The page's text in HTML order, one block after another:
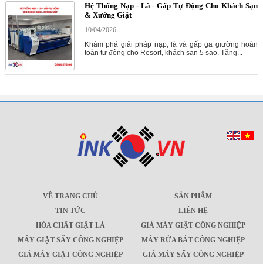
Hệ Thống Nạp - Là - Gấp Tự Động Cho Khách Sạn
& Xưởng Giặt
10/04/2026
Khám phá giải pháp nạp, là và gấp ga giường hoàn
toàn tự động cho Resort, khách sạn 5 sao. Tăng...
VỀ TRANG CHỦ
SẢN PHẨM
TIN TỨC
LIÊN HỆ
HÓA CHẤT GIẶT LÀ
GIÁ MÁY GIẶT CÔNG NGHIỆP
MÁY GIẶT SẤY CÔNG NGHIỆP
MÁY RỬA BÁT CÔNG NGHIỆP
GIÁ MÁY GIẶT CÔNG NGHIỆP
GIÁ MÁY SẤY CÔNG NGHIỆP